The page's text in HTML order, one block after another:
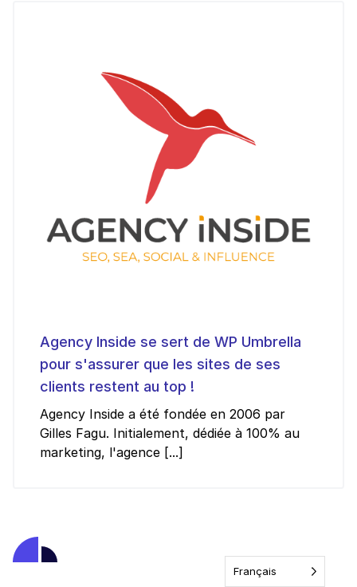
Agency Inside se sert de WP Umbrella
pour s'assurer que les sites de ses
clients restent au top !
Agency Inside a été fondée en 2006 par
Gilles Fagu. Initialement, dédiée à 100% au
marketing, l'agence [...]
Français